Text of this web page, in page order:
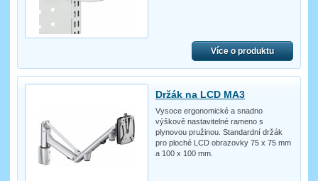
Více o produktu
Držák na LCD MA3
Vysoce ergonomické a snadno
výškově nastavitelné rameno s
plynovou pružinou. Standardní držák
pro ploché LCD obrazovky 75 x 75 mm
a 100 x 100 mm.